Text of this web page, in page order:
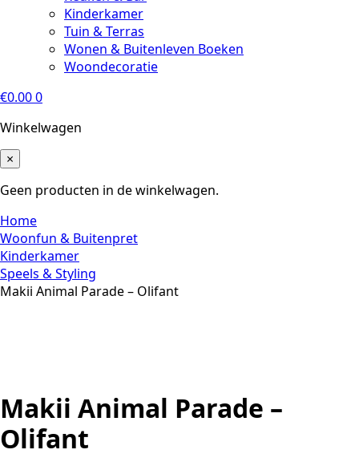
Kinderkamer
Tuin & Terras
Wonen & Buitenleven Boeken
Woondecoratie
€0.000
Winkelwagen
×
Geen producten in de winkelwagen.
Home
Woonfun & Buitenpret
Kinderkamer
Speels & Styling
Makii Animal Parade – Olifant
Makii Animal Parade –
Olifant